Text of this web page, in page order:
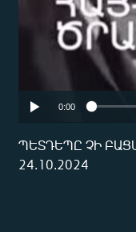
0:00
ՊԵՏԴԵՊԸ ՉԻ
24.10.2024